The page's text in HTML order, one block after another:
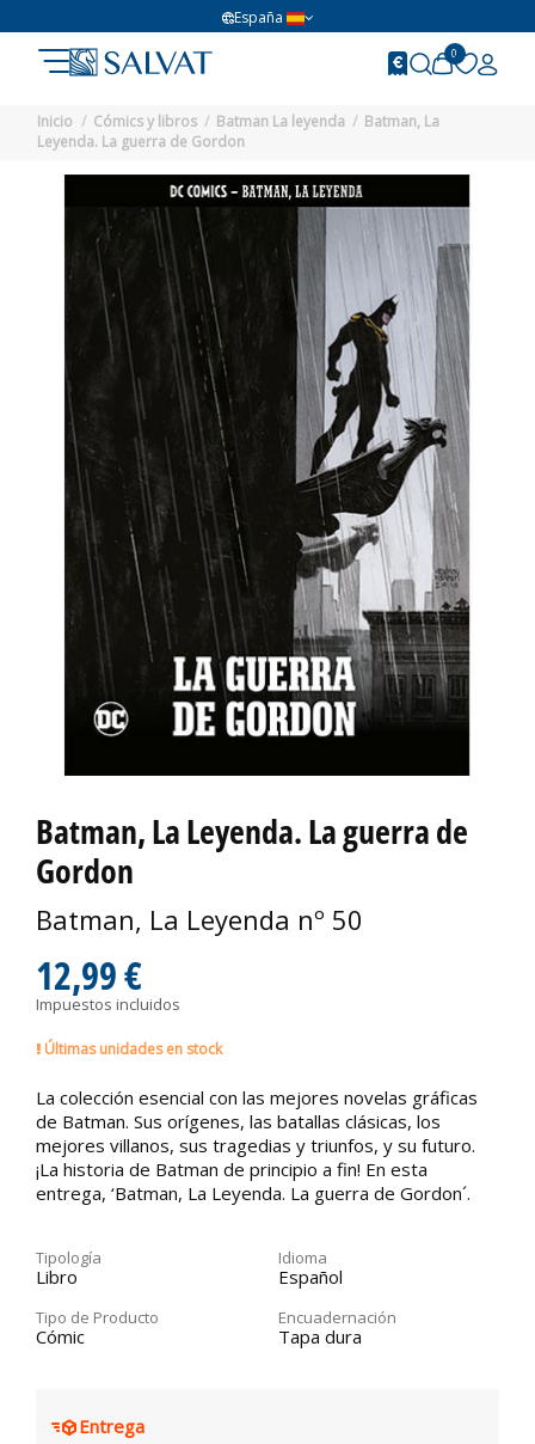
España
0
Inicio Cómics y libros Batman La leyenda
Batman, La
Leyenda. La guerra de Gordon
Batman, La Leyenda. La guerra de
Gordon
Batman, La Leyenda nº 50
12,99 €
Impuestos incluidos
Últimas unidades en stock
La colección esencial con las mejores novelas gráficas
de Batman. Sus orígenes, las batallas clásicas, los
mejores villanos, sus tragedias y triunfos, y su futuro.
¡La historia de Batman de principio a fin! En esta
entrega, ‘Batman, La Leyenda. La guerra de Gordon´.
Tipología
Libro
Idioma
Español
Tipo de Producto
Cómic
Encuadernación
Tapa dura
Entrega